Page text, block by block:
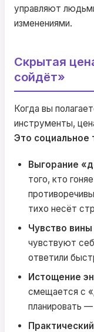
управляют
изменениями.
Скрытая
сойдёт»
Когда вы
инструменты,
Это социальное
Выгорание
того, кто
тихо несёт
Чувство вины
чувствуют
ответили
Истощение
смещается с
планировать